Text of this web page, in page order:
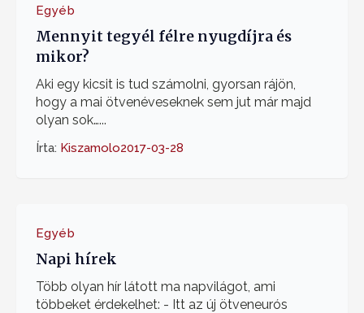
Egyéb
Mennyit tegyél félre nyugdíjra és
mikor?
Aki egy kicsit is tud számolni, gyorsan rájön,
hogy a mai ötvenéveseknek sem jut már majd
olyan sok…...
Írta: Kiszamolo2017-03-28
Egyéb
Napi hírek
Több olyan hír látott ma napvilágot, ami
többeket érdekelhet: - Itt az új ötveneurós